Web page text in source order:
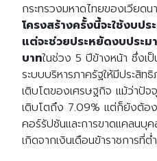
กระทรวงมหาดไทยของเวียดน
โครงสร้างครั้งนี้จะใช้งบป
แต่จะช่วยประหยัดงบประ
บาทในช่วง 5 ปีข้างหน้า ซึ่งเ
ระบบบริหารภาครัฐให้มีประสิ
เติบโตของเศรษฐกิจ แม้ว่าปัจ
เติบโตถึง 7.09% แต่ก็ยังต้
คอร์รัปชันและการขาดแคลน
เกิดจากเงินเดือนข้าราชการที่ต่ำ